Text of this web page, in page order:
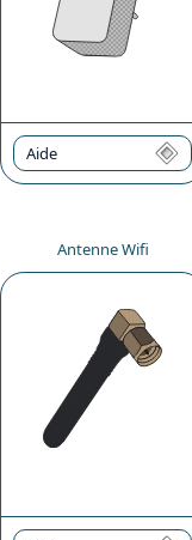
Aide
Antenne Wifi